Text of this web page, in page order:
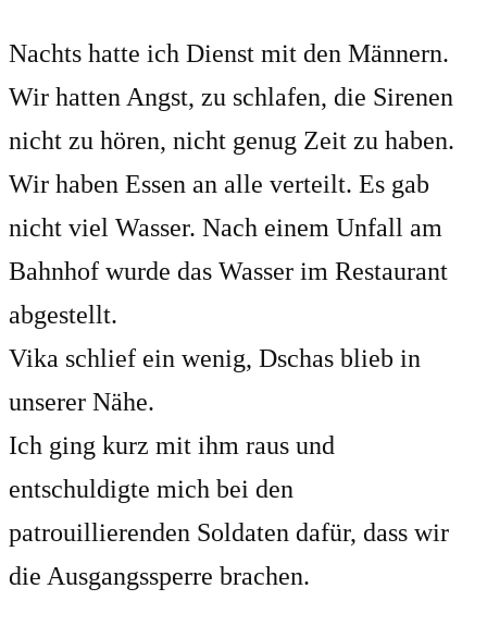
Nachts hatte ich Dienst mit den Männern.
Wir hatten Angst, zu schlafen, die Sirenen
nicht zu hören, nicht genug Zeit zu haben.
Wir haben Essen an alle verteilt. Es gab
nicht viel Wasser. Nach einem Unfall am
Bahnhof wurde das Wasser im Restaurant
abgestellt.
Vika schlief ein wenig, Dschas blieb in
unserer Nähe.
Ich ging kurz mit ihm raus und
entschuldigte mich bei den
patrouillierenden Soldaten dafür, dass wir
die Ausgangssperre brachen.